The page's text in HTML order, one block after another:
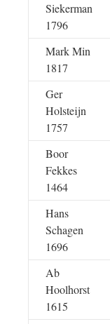
Siekerman
1796
Mark Min
1817
Ger
Holsteijn
1757
Boor
Fekkes
1464
Hans
Schagen
1696
Ab
Hoolhorst
1615